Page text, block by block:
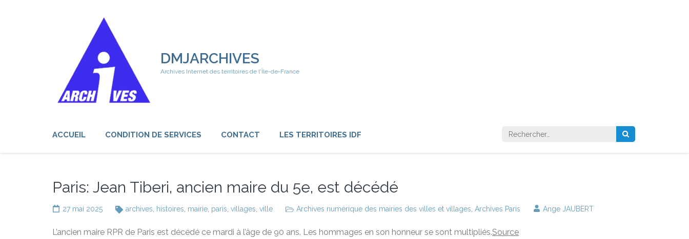
DMJARCHIVES
Archives Internet des territoires de l'Île-de-France
ACCUEIL CONDITION DE SERVICES CONTACT LES TERRITOIRES IDF Rechercher :
Paris: Jean Tiberi, ancien maire du 5e, est décédé
27 mai 2025 archives histoires mairie paris villages ville Archives numérique des mairies des villes et villages Archives Paris Ange JAUBERT
L’ancien maire RPR de Paris est décédé ce mardi à l’âge de 90 ans. Les hommages en son honneur se sont multipliés.Source